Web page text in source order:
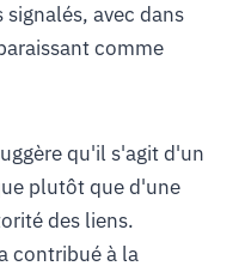
avec dans
comme
qu'il s'agit d'un
plutôt que d'une
des liens.
contribué à la